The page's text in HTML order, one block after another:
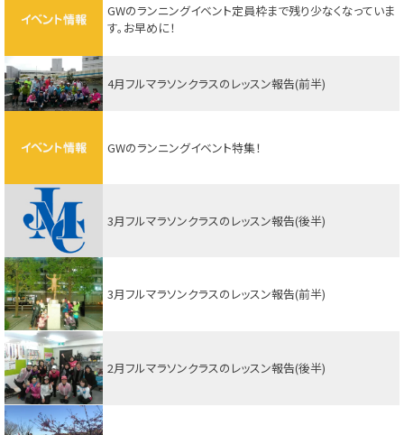
GWのランニングイベント定員枠まで残り少なくなっていま
す。お早めに！
4月フルマラソンクラスのレッスン報告(前半)
GWのランニングイベント特集！
3月フルマラソンクラスのレッスン報告(後半)
3月フルマラソンクラスのレッスン報告(前半)
2月フルマラソンクラスのレッスン報告(後半)